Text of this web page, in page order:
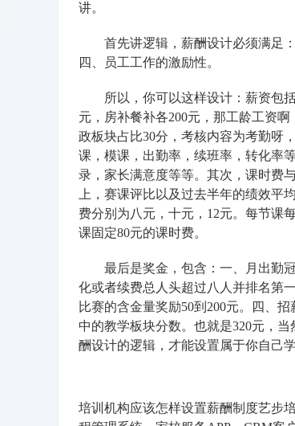
讲。
首先讲逻辑，薪酬设计必须满足：
四、员工工作的激励性。
所以，你可以这样设计：薪资包括
元，房补餐补各200元，那工龄工资
政板块占比30分，考核内容为考勤呀
课，模课，出勤率，续班率，转化率
录，家长满意度等等。其次，课时费
上，赛课评比以及过去半年的绩效平
费分别为八元，十元，12元。每节课
课固定80元的课时费。
最后是奖金，包含：一、月出勤冠
化或者续费总人头超过八人并排名第
比赛的含金量奖励50到200元。四、
中的教学板块分数。也就是320元，
酬设计的逻辑，才能设置属于你自己
培训机构应该怎样设置薪酬制度艺步